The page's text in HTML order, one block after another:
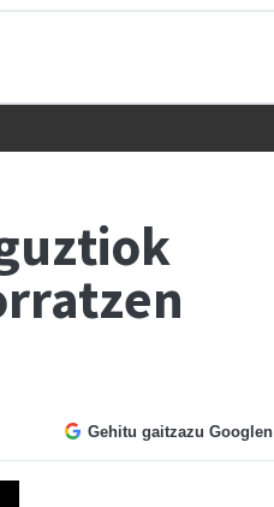
Gehitu gaitzazu Googlen